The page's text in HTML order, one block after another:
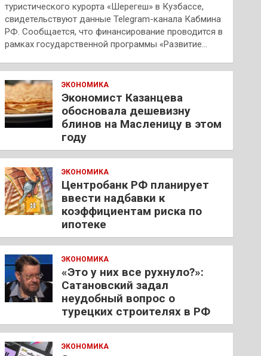
туристического курорта «Шерегеш» в Кузбассе,
свидетельствуют данные Telegram-канала Кабмина
РФ. Сообщается, что финансирование проводится в
рамках государственной программы «Развитие…
ЭКОНОМИКА
Экономист Казанцева
обосновала дешевизну
блинов на Масленицу в этом
году
ЭКОНОМИКА
Центробанк РФ планирует
ввести надбавки к
коэффициентам риска по
ипотеке
ЭКОНОМИКА
«Это у них все рухнуло?»:
Сатановский задал
неудобный вопрос о
турецких строителях в РФ
ЭКОНОМИКА